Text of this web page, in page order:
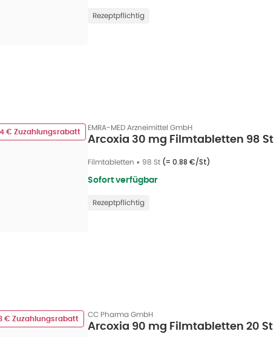
Rezeptpflichtig
€ Zuzahlungsrabatt EMRA-MED Arzneimittel GmbH
Arcoxia 30 mg Filmtabletten 98 St
Filmtabletten • 98 St (= 0.88 €/St)
Sofort verfügbar
Rezeptpflichtig
€ Zuzahlungsrabatt CC Pharma GmbH
Arcoxia 90 mg Filmtabletten 20 St